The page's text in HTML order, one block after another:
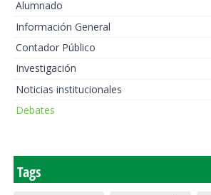
Alumnado
Información General
Contador Público
Investigación
Noticias institucionales
Debates
Tags